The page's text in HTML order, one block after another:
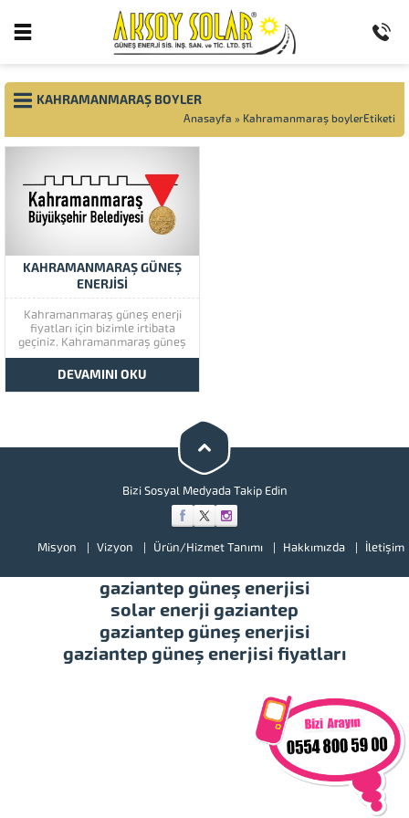
KAHRAMANMARAŞ BOYLER
Anasayfa » Kahramanmaraş boylerEtiketi
KAHRAMANMARAŞ GÜNEŞ
ENERJİSİ
Kahramanmaraş güneş enerji
fiyatları için bizimle irtibata
geçiniz. Kahramanmaraş güneş
enerjisi müşteri memnuniyetine
çok önem vermektedir.
Kahramanmaraş güneş
enerjisinin kaliteli ürünlerini
illerimizde hizmet vermekteyiz.
DEVAMINI OKU
Bizi Sosyal Medyada Takip Edin
Misyon Vizyon Ürün/Hizmet Tanımı Hakkımızda İletişim
gaziantep güneş enerjisi
solar enerji gaziantep
gaziantep güneş enerjisi
gaziantep güneş enerjisi fiyatları